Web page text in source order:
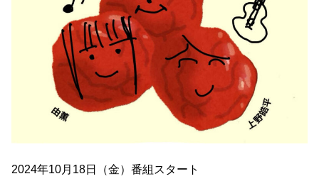
2024年10月18日（金）番組スタート